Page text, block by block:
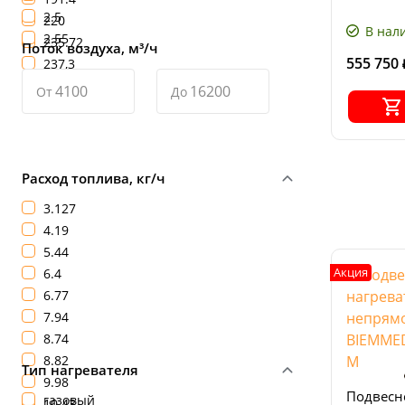
220
235.72
237,3
2.5
2.55
Поток воздуха, м³/ч
От До
Расход топлива, кг/ч
3.127
4.19
5.44
6.4
6.77
7.94
8.74
8.82
9.98
Тип нагревателя
газовый
топлива,
В
555 750
Акция